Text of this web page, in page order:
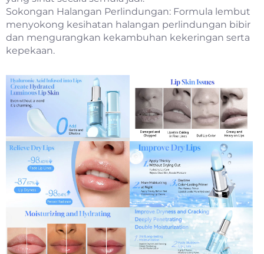
Sokongan Halangan Perlindungan: Formula lembut
menyokong kesihatan halangan perlindungan bibir
dan mengurangkan kekambuhan kekeringan serta
kepekaan.